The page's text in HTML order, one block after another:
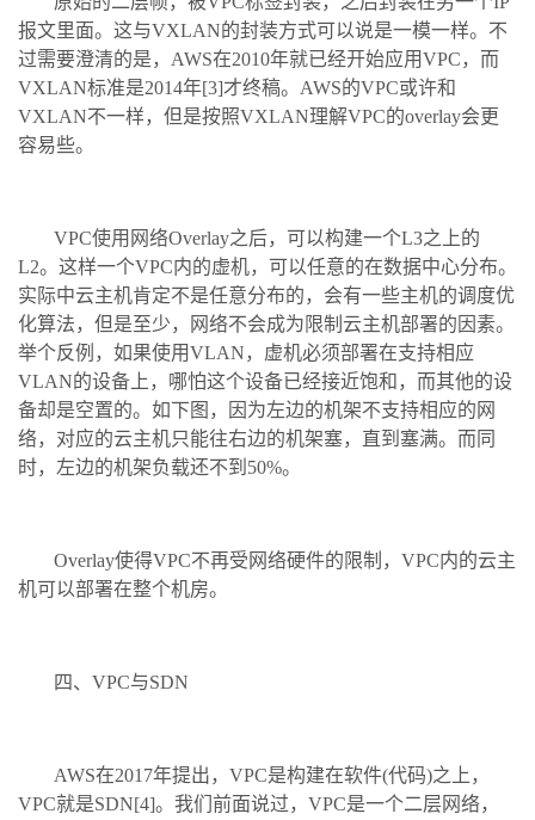
报文里面。这与VXLAN的封装方式可以说是一模一样。不
过需要澄清的是，AWS在2010年就已经开始应用VPC，而
VXLAN标准是2014年[3]才终稿。AWS的VPC或许和
VXLAN不一样，但是按照VXLAN理解VPC的overlay会更
容易些。
VPC使用网络Overlay之后，可以构建一个L3之上的
L2。这样一个VPC内的虚机，可以任意的在数据中心分布。
实际中云主机肯定不是任意分布的，会有一些主机的调度优
化算法，但是至少，网络不会成为限制云主机部署的因素。
举个反例，如果使用VLAN，虚机必须部署在支持相应
VLAN的设备上，哪怕这个设备已经接近饱和，而其他的设
备却是空置的。如下图，因为左边的机架不支持相应的网
络，对应的云主机只能往右边的机架塞，直到塞满。而同
时，左边的机架负载还不到50%。
Overlay使得VPC不再受网络硬件的限制，VPC内的云主
机可以部署在整个机房。
四、VPC与SDN
AWS在2017年提出，VPC是构建在软件(代码)之上，
VPC就是SDN[4]。我们前面说过，VPC是一个二层网络，